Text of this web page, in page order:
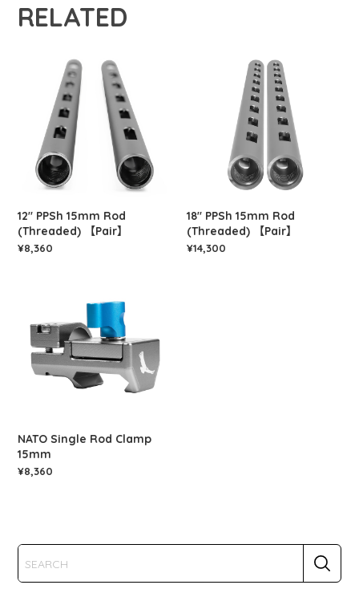
RELATED
12" PPSh 15mm Rod
(Threaded) 【Pair】
¥8,360
18" PPSh 15mm Rod
(Threaded) 【Pair】
¥14,300
NATO Single Rod Clamp
15mm
¥8,360